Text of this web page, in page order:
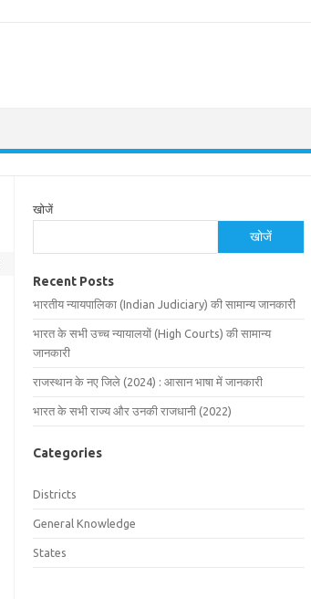
खोजें
खोजें
Recent Posts
भारतीय न्यायपालिका (Indian Judiciary) की सामान्य जानकारी
भारत के सभी उच्च न्यायालयों (High Courts) की सामान्य
जानकारी
राजस्थान के नए जिले (2024) : आसान भाषा में जानकारी
भारत के सभी राज्य और उनकी राजधानी (2022)
Categories
Districts
General Knowledge
States